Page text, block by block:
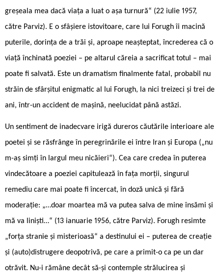
greșeala mea dacă viața a luat o așa turnură“ (22 iulie 1957,
către Parviz). E o sfâșiere istovitoare, care lui Forugh îi macină
puterile, dorința de a trăi și, aproape neașteptat, încrederea că o
viață închinată poeziei – pe altarul căreia a sacrificat totul – mai
poate fi salvată. Este un dramatism finalmente fatal, probabil nu
străin de sfârșitul enigmatic al lui Forugh, la nici treizeci și trei de
ani, într-un accident de mașină, neelucidat până astăzi.
Un sentiment de inadecvare irigă dureros căutările interioare ale
poetei şi se răsfrânge în peregrinările ei între Iran şi Europa („nu
m-aş simţi în largul meu nicăieri“). Cea care credea în puterea
vindecătoare a poeziei capitulează în fața morții, singurul
remediu care mai poate fi încercat, în doză unică și fără
moderație: „…doar moartea mă va putea salva de mine însămi și
mă va liniști…“ (13 ianuarie 1956, către Parviz). Forugh resimte
„forța stranie și misterioasă“ a destinului ei – puterea de creație
și (auto)distrugere deopotrivă, pe care a primit-o ca pe un dar
otrăvit. Nu-i rămâne decât să-și contemple strălucirea și